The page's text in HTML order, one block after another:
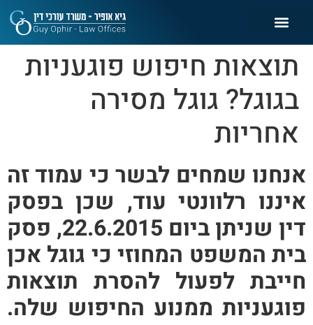
תוצאות חיפוש פוגעניות
בגוגל? גוגל מסירה
אחריות
אנחנו שמחים לבשר כי עמוד זה
איננו רלוונטי עוד, שכן בפסק
דין שניתן ביום 22.6.2015, פסק
בית המשפט המחוזי כי גוגל אכן
חייבת לפעול להסרת תוצאות
פוגעניות ממנוע החיפוש שלה.